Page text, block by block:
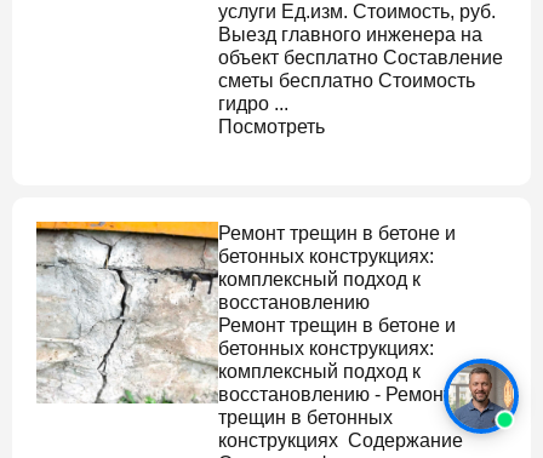
услуги Ед.изм. Стоимость, руб.
Выезд главного инженера на
объект бесплатно Составление
сметы бесплатно Стоимость
гидро ...
Посмотреть
Ремонт трещин в бетоне и
бетонных конструкциях:
комплексный подход к
восстановлению
Ремонт трещин в бетоне и
бетонных конструкциях:
комплексный подход к
восстановлению - Ремонт
трещин в бетонных
конструкциях Содержание